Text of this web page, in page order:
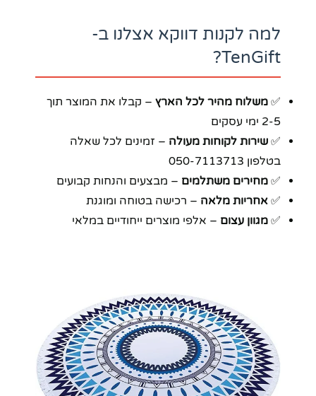
למה לקנות דווקא אצלנו ב-
TenGift?
✅ משלוח מהיר לכל הארץ – קבלו את המוצר תוך
2-5 ימי עסקים
✅ שירות לקוחות מעולה – זמינים לכל שאלה
בטלפון 050-7113713
✅ מחירים משתלמים – מבצעים והנחות קבועים
✅ אחריות מלאה – רכישה בטוחה ומוגנת
✅ מגוון עצום – אלפי מוצרים ייחודיים במלאי